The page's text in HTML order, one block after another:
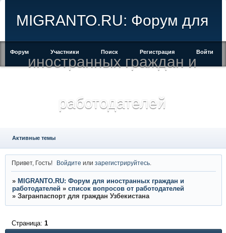
MIGRANTO.RU: Форум для
иностранных граждан и
работодателей
Форум Участники Поиск Регистрация Войти
Активные темы
Привет, Гость! Войдите илизарегистрируйтесь
» MIGRANTO.RU: Форум для иностранных граждан и
работодателей » список вопросов от работодателей
» Загранпаспорт для граждан Узбекистана
Страница: 1